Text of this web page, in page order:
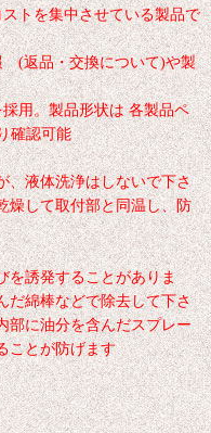
トを集中させている製品で
(返品・交換について)や製
用。製品形状は 各製品ペ
確認可能
、液体洗浄はしないで下さ
燥して取付部と同温し、防
を誘発することがありま
だ綿棒などで除去して下さ
部に油分を含んだスプレー
ことが防げます